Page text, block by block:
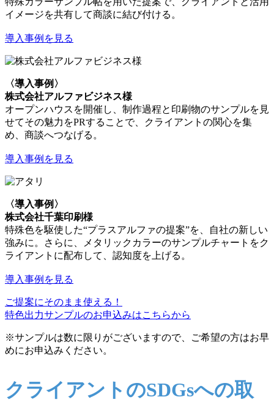
イメージを共有して商談に結び付ける。
導入事例を見る
〈導入事例〉
株式会社アルファビジネス様
オープンハウスを開催し、制作過程と印刷物のサンプルを見
せてその魅力をPRすることで、クライアントの関心を集
め、商談へつなげる。
導入事例を見る
〈導入事例〉
株式会社千葉印刷様
特殊色を駆使した“プラスアルファの提案”を、自社の新しい
強みに。さらに、メタリックカラーのサンプルチャートをク
ライアントに配布して、認知度を上げる。
導入事例を見る
ご提案にそのまま使える！
特色出力サンプルのお申込みはこちらから
※サンプルは数に限りがございますので、ご希望の方はお早
めにお申込みください。
クライアントのSDGsへの取